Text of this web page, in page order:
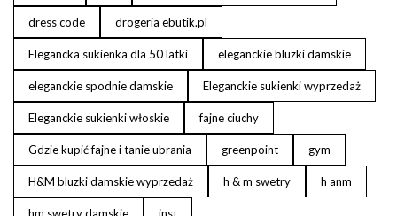
dress code drogeria ebutik.pl
Elegancka sukienka dla 50 latki eleganckie bluzki damskie
eleganckie spodnie damskie Eleganckie sukienki wyprzedaż
Eleganckie sukienki włoskie fajne ciuchy
Gdzie kupić fajne i tanie ubrania greenpoint gym
H&M bluzki damskie wyprzedaż h & m swetry h anm